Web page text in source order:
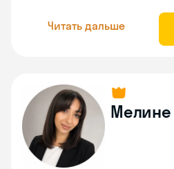
Читать дальше
Мелине